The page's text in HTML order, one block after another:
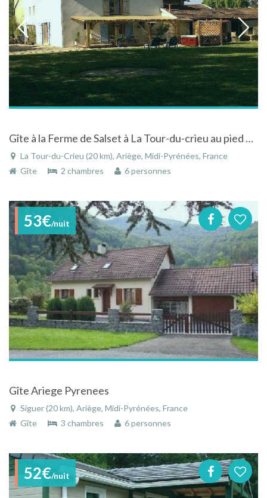
Gîte à la Ferme de Salset à La Tour-du-crieu au pied des pyrénées ariegoises avec spa
La Tour-du-Crieu (20 km), Ariège, Midi-Pyrénées, France
Gîte
2 chambres 6 personnes
53€/nuit
Gîte Ariege Pyrenees
Siguer (20 km), Ariège, Midi-Pyrénées, France
Gîte
3 chambres 6 personnes
52€/nuit